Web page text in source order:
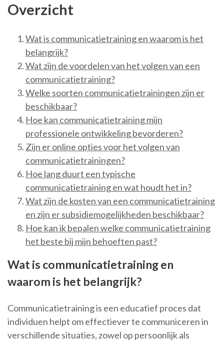
Overzicht
Wat is communicatietraining en waarom is het
belangrijk?
Wat zijn de voordelen van het volgen van een
communicatietraining?
Welke soorten communicatietrainingen zijn er
beschikbaar?
Hoe kan communicatietraining mijn
professionele ontwikkeling bevorderen?
Zijn er online opties voor het volgen van
communicatietrainingen?
Hoe lang duurt een typische
communicatietraining en wat houdt het in?
Wat zijn de kosten van een communicatietraining
en zijn er subsidiemogelijkheden beschikbaar?
Hoe kan ik bepalen welke communicatietraining
het beste bij mijn behoeften past?
Wat is communicatietraining en
waarom is het belangrijk?
Communicatietraining is een educatief proces dat
individuen helpt om effectiever te communiceren in
verschillende situaties, zowel op persoonlijk als